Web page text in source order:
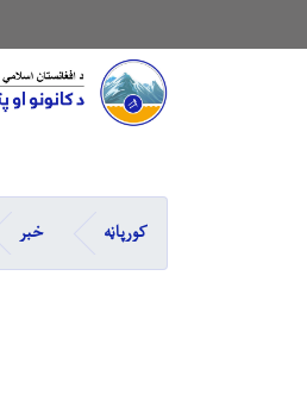
navigation
کورپاڼه خبر